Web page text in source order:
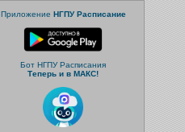
Приложение НГПУ Расписание
Бот НГПУ Расписания
Теперь и в МАКС!